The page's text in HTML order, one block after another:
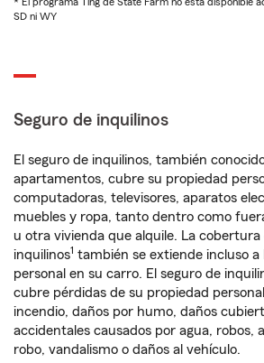
SD ni WY
Seguro de inquilinos
El seguro de inquilinos, también
apartamentos, cubre su propiedad
computadoras, televisores, aparatos
muebles y ropa, tanto dentro como
u otra vivienda que alquile. La cobertura
inquilinos1 también se extiende incluso a
personal en su carro. El seguro de
cubre pérdidas de su propiedad
incendio, daños por humo, daños
accidentales causados por agua, robos,
robo, vandalismo o daños al vehículo.